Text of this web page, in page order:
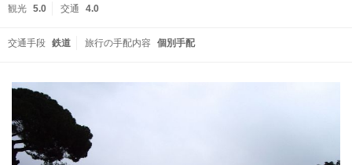
観光 5.0 交通 4.0
交通手段 鉄道 旅行の手配内容 個別手配